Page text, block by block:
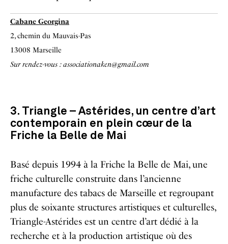
Cabane Georgina
2, chemin du Mauvais-Pas
13008 Marseille
Sur rendez-vous : associationaken@gmail.com
3. Triangle – Astérides, un centre d’art
contemporain en plein cœur de la
Friche la Belle de Mai
Basé depuis 1994 à la Friche la Belle de Mai, une
friche culturelle construite dans l’ancienne
manufacture des tabacs de Marseille et regroupant
plus de soixante structures artistiques et culturelles,
Triangle-Astérides est un centre d’art dédié à la
recherche et à la production artistique où des